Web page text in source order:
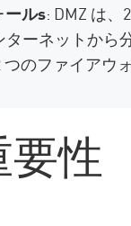
ールs: DMZ は
ーネットから
のファイアウ
要性